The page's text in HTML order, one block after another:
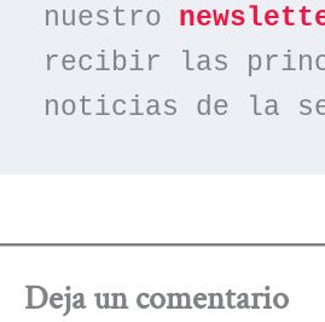
nuestro
recibir las
noticias de la
Deja un comentario